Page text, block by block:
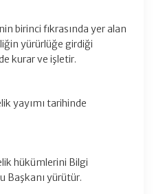
birinci fıkrasında yer alan
yürürlüğe girdiği
kurar ve işletir.
yayımı tarihinde
hükümlerini Bilgi
Başkanı yürütür.